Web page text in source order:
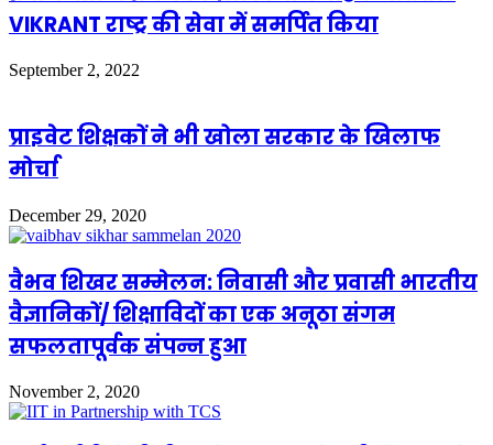
VIKRANT राष्ट्र की सेवा में समर्पित किया
September 2, 2022
प्राइवेट शिक्षकों ने भी खोला सरकार के खिलाफ
मोर्चा
December 29, 2020
वैभव शिखर सम्मेलन: निवासी और प्रवासी भारतीय
वैज्ञानिकों/ शिक्षाविदों का एक अनूठा संगम
सफलतापूर्वक संपन्न हुआ
November 2, 2020